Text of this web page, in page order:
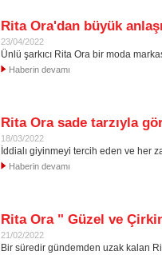
Rita Ora'dan büyük
23/04/2022
Ünlü şarkıcı Rita Ora bir moda
Haberin devamı
Rita Ora sade tarzıyla
18/03/2022
İddialı giyinmeyi tercih eden ve her
Haberin devamı
Rita Ora " Güzel ve
21/02/2022
Bir süredir gündemden uzak kalan